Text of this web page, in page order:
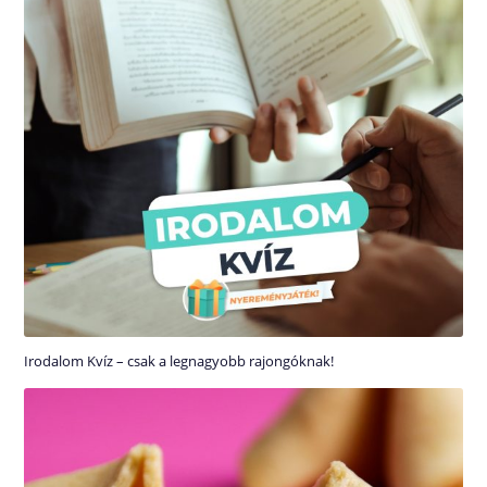
Irodalom Kvíz – csak a legnagyobb rajongóknak!